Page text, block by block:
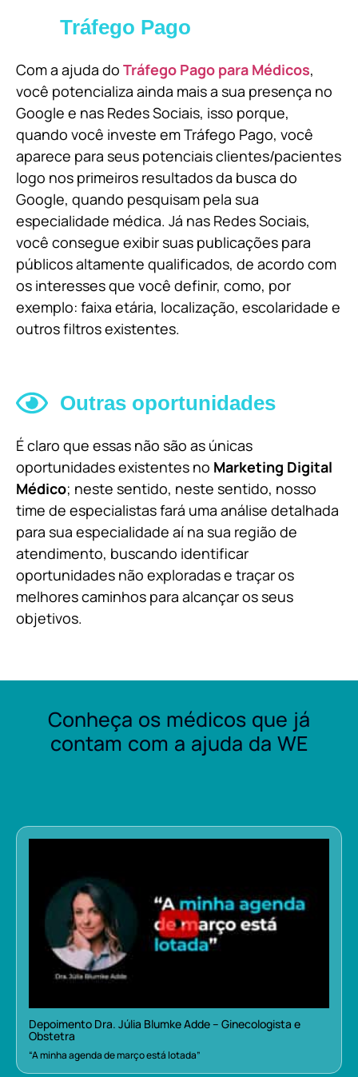
Tráfego Pago
Com a ajuda do Tráfego Pago para Médicos,
você potencializa ainda mais a sua presença no
Google e nas Redes Sociais, isso porque,
quando você investe em Tráfego Pago, você
aparece para seus potenciais clientes/pacientes
logo nos primeiros resultados da busca do
Google, quando pesquisam pela sua
especialidade médica. Já nas Redes Sociais,
você consegue exibir suas publicações para
públicos altamente qualificados, de acordo com
os interesses que você definir, como, por
exemplo: faixa etária, localização, escolaridade e
outros filtros existentes.
Outras oportunidades
É claro que essas não são as únicas
oportunidades existentes no Marketing Digital
Médico; neste sentido, neste sentido, nosso
time de especialistas fará uma análise detalhada
para sua especialidade aí na sua região de
atendimento, buscando identificar
oportunidades não exploradas e traçar os
melhores caminhos para alcançar os seus
objetivos.
Conheça os médicos que já
contam com a ajuda da WE
Depoimento Dra. Júlia Blumke Adde – Ginecologista e
Obstetra
“A minha agenda de março está lotada”